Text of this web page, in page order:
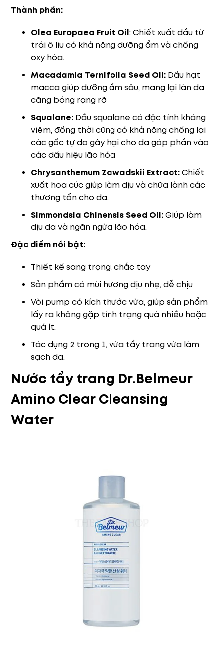
Thành phần:
Olea Europaea Fruit Oil: Chiết xuất dầu từ
trái ô liu có khả năng dưỡng ẩm và chống
oxy hóa.
Macadamia Ternifolia Seed Oil: Dầu hạt
macca giúp dưỡng ẩm sâu, mang lại làn da
căng bóng rạng rỡ
Squalane: Dầu squalane có đặc tính kháng
viêm, đồng thời cũng có khả năng chống lại
các gốc tự do gây hại cho da góp phần vào
các dấu hiệu lão hóa
Chrysanthemum Zawadskii Extract:Chiết
xuất hoa cúc giúp làm dịu và chữa lành các
thương tổn cho da.
Simmondsia Chinensis Seed Oil:Giúp làm
dịu da và ngăn ngừa lão hóa.
Đặc điểm nổi bật:
Thiết kế sang trọng, chắc tay
Sản phẩm có mùi hương dịu nhẹ, dễ chịu
Vòi pump có kích thước vừa, giúp sản phẩm
lấy ra không gặp tình trạng quá nhiều hoặc
quá ít.
Tác dụng 2 trong 1, vừa tẩy trang vừa làm
sạch da.
Nước tẩy trang Dr.Belmeur
Amino Clear Cleansing
Water